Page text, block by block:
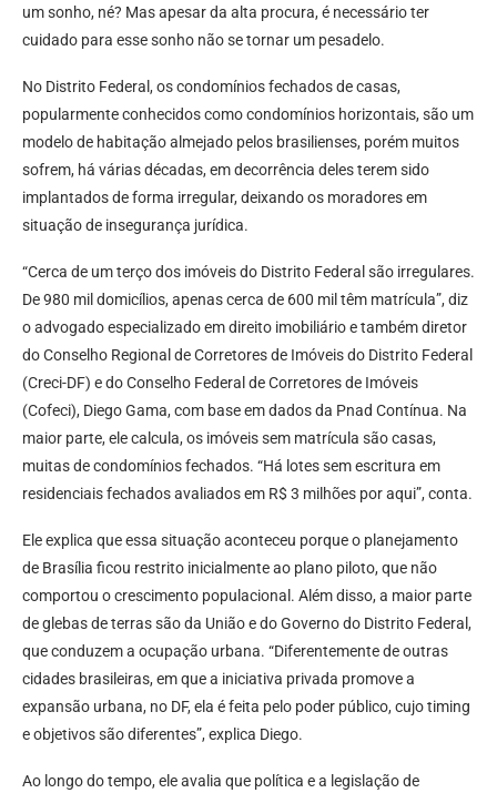
um sonho, né? Mas apesar da alta procura, é necessário ter
cuidado para esse sonho não se tornar um pesadelo.
No Distrito Federal, os condomínios fechados de casas,
popularmente conhecidos como condomínios horizontais, são um
modelo de habitação almejado pelos brasilienses, porém muitos
sofrem, há várias décadas, em decorrência deles terem sido
implantados de forma irregular, deixando os moradores em
situação de insegurança jurídica.
“Cerca de um terço dos imóveis do Distrito Federal são irregulares.
De 980 mil domicílios, apenas cerca de 600 mil têm matrícula”, diz
o advogado especializado em direito imobiliário e também diretor
do Conselho Regional de Corretores de Imóveis do Distrito Federal
(Creci-DF) e do Conselho Federal de Corretores de Imóveis
(Cofeci), Diego Gama, com base em dados da Pnad Contínua. Na
maior parte, ele calcula, os imóveis sem matrícula são casas,
muitas de condomínios fechados. “Há lotes sem escritura em
residenciais fechados avaliados em R$ 3 milhões por aqui”, conta.
Ele explica que essa situação aconteceu porque o planejamento
de Brasília ficou restrito inicialmente ao plano piloto, que não
comportou o crescimento populacional. Além disso, a maior parte
de glebas de terras são da União e do Governo do Distrito Federal,
que conduzem a ocupação urbana. “Diferentemente de outras
cidades brasileiras, em que a iniciativa privada promove a
expansão urbana, no DF, ela é feita pelo poder público, cujo timing
e objetivos são diferentes”, explica Diego.
Ao longo do tempo, ele avalia que política e a legislação de